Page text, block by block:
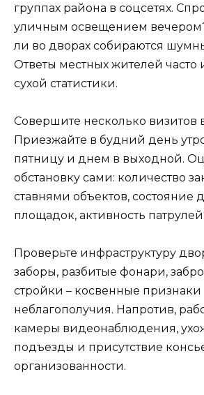
группах района в соцсетях.
уличным освещением
ли во дворах собираются
Ответы местных жителей
сухой статистики.
Совершите несколько визитов
Приезжайте в будний день
пятницу и днем в выходной.
обстановку сами: количество
ставнями объектов, состояние
площадок, активность патрулей.
Проверьте инфраструктуру
заборы, разбитые фонари,
стройки – косвенные признаки
неблагополучия. Напротив,
камеры видеонаблюдения,
подъезды и присутствие
организованности.